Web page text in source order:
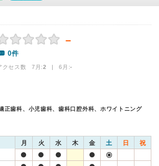
－
0件
クセス数 7月:2 | 6月:-
正歯科、小児歯科、歯科口腔外科、ホワイトニング
月 火 水 木 金 土 日 祝